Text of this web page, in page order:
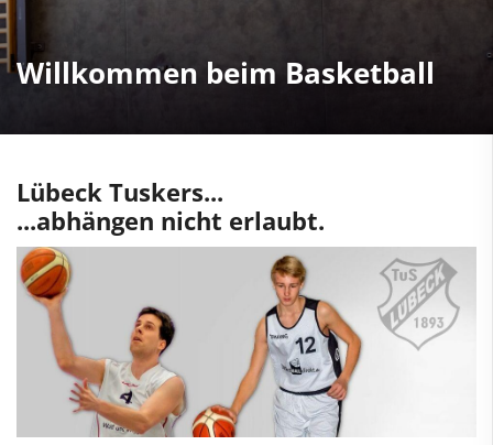
Willkommen beim Basketball
Lübeck Tuskers...
...abhängen nicht erlaubt.